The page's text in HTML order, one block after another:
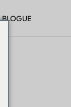
BLOGUE